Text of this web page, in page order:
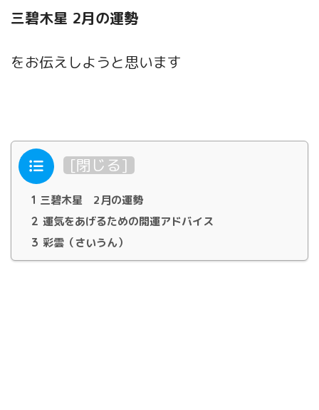
三碧木星 2月の運勢
をお伝えしようと思います
目次 [閉じる]
1 三碧木星 2月の運勢
2 運気をあげるための開運アドバイス
3 彩雲（さいうん）